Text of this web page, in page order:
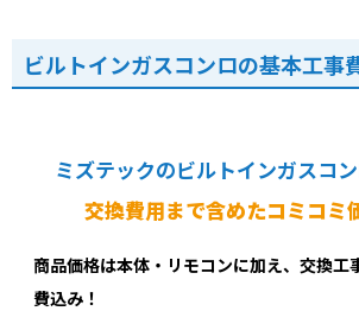
ビルトインガスコンロの基本工事
ミズテックのビルトインガスコン
交換費用まで含めたコミコミ
商品価格は本体・リモコンに加え、交換工
費込み！